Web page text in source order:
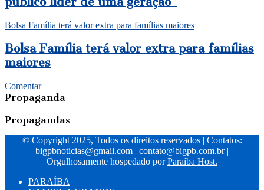
Bolsa Família terá valor extra para famílias maiores
Bolsa Família terá valor extra para famílias
maiores
Comentar
Propaganda
Propagandas
© Copyright 2025, Todos os direitos reservados | Contatos:
bigpbnoticias@gmail.com | contato@bigpb.com.br |
Orgulhosamente hospedado porParaíba Host.
PARAÍBA